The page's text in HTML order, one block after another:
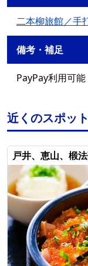
二本柳旅館／手
備考・補足
PayPay利用可能
近くのスポット
戸井、恵山、椴